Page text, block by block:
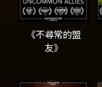
《不尋常的盟
友》